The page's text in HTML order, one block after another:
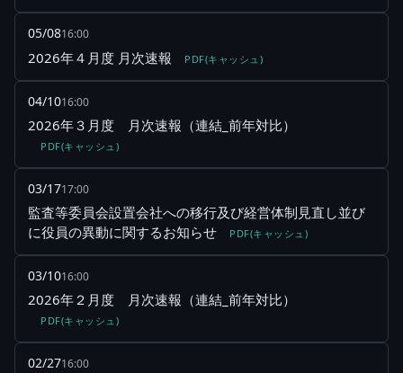
05/0816:00
2026年４月度 月次速報 PDF(キャッシュ)
04/1016:00
2026年３月度 月次速報（連結_前年対比）
PDF(キャッシュ)
03/1717:00
監査等委員会設置会社への移行及び経営体制見直し並び
に役員の異動に関するお知らせ
PDF(キャッシュ)
03/1016:00
2026年２月度 月次速報（連結_前年対比）
PDF(キャッシュ)
02/2716:00